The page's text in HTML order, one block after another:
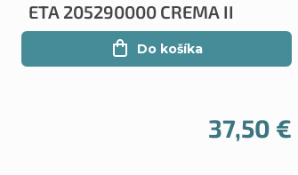
ETA 205290000 CREMA II
37,50 €
Do košíka